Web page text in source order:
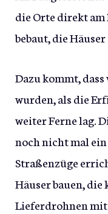
die Orte direkt
bebaut, die
Dazu kommt,
wurden, als die
weiter Ferne lag.
noch nicht mal
Straßenzüge
Häuser bauen,
Lieferdrohnen